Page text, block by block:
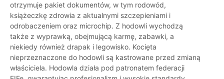
otrzymuje pakiet dokumentów, w tym rodowód,
książeczkę zdrowia z aktualnymi szczepieniami i
odrobaczeniem oraz microchip. Z hodowli wychodzą
także z wyprawką, obejmującą karmę, zabawki, a
niekiedy również drapak i legowisko. Kocięta
nieprzeznaczone do hodowli są kastrowane przed zmianą
właściciela. Hodowla działa pod patronatem federacji